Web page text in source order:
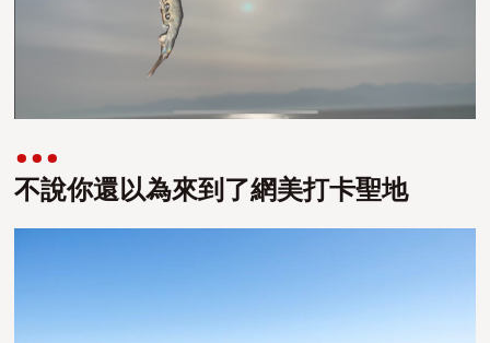
不說你還以為來到了網美打卡聖地